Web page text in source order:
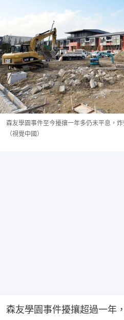
森友學園事件至今擾攘一年多仍未平息，
（視覺中國）
森友學園事件擾攘超過一年